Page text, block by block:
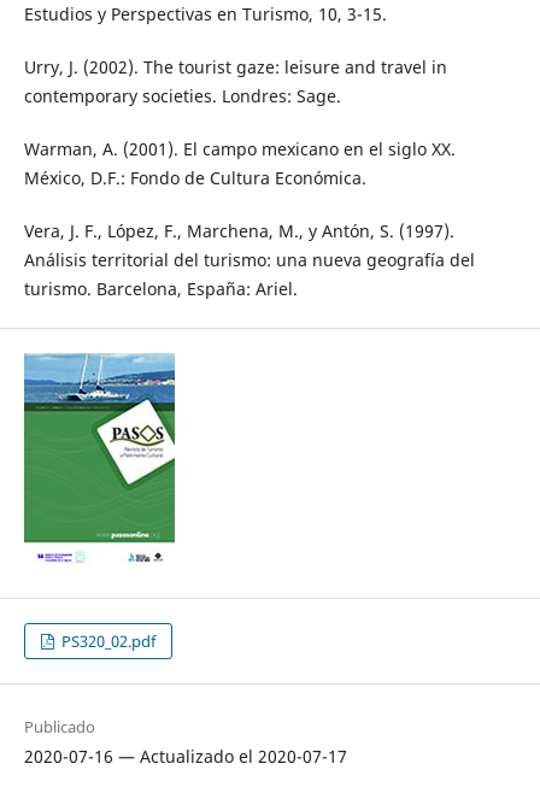
Estudios y Perspectivas en Turismo, 10, 3-15.
Urry, J. (2002). The tourist gaze: leisure and travel in
contemporary societies. Londres: Sage.
Warman, A. (2001). El campo mexicano en el siglo XX.
México, D.F.: Fondo de Cultura Económica.
Vera, J. F., López, F., Marchena, M., y Antón, S. (1997).
Análisis territorial del turismo: una nueva geografía del
turismo. Barcelona, España: Ariel.
PS320_02.pdf
Publicado
2020-07-16 — Actualizado el 2020-07-17